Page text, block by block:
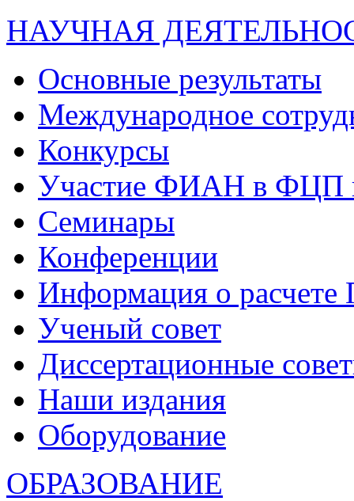
НАУЧНАЯ
Основные результаты
Международное
Конкурсы
Участие ФИАН в ФЦП
Семинары
Конференции
Информация о
Ученый совет
Диссертационные
Наши издания
Оборудование
ОБРАЗОВАНИЕ